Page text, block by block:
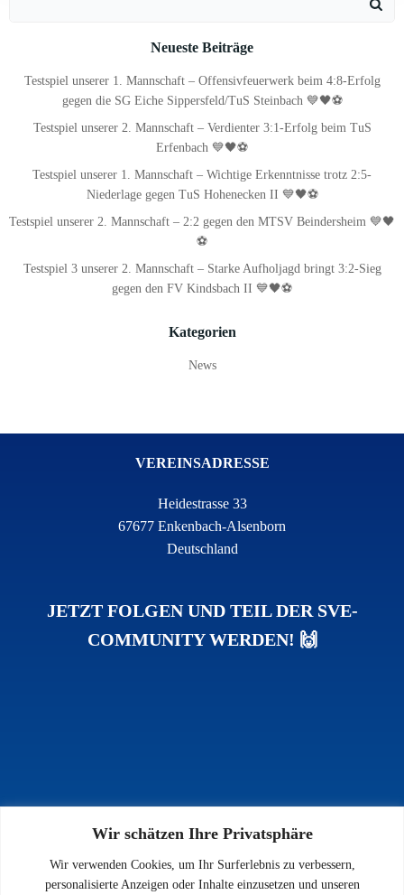
Wir schätzen Ihre Privatsphäre
Wir verwenden Cookies, um Ihr Surferlebnis zu verbessern,
personalisierte Anzeigen oder Inhalte einzusetzen und unseren
Neueste Beiträge
Testspiel unserer 1. Mannschaft – Offensivfeuerwerk beim 4:8-Erfolg
gegen die SG Eiche Sippersfeld/TuS Steinbach 💙🖤⚽
Testspiel unserer 2. Mannschaft – Verdienter 3:1-Erfolg beim TuS
Erfenbach 💙🖤⚽
Testspiel unserer 1. Mannschaft – Wichtige Erkenntnisse trotz 2:5-
Niederlage gegen TuS Hohenecken II 💙🖤⚽
Testspiel unserer 2. Mannschaft – 2:2 gegen den MTSV Beindersheim 💙🖤
⚽
Testspiel 3 unserer 2. Mannschaft – Starke Aufholjagd bringt 3:2-Sieg
gegen den FV Kindsbach II 💙🖤⚽
Kategorien
News
VEREINSADRESSE
Heidestrasse 33
67677 Enkenbach-Alsenborn
Deutschland
JETZT FOLGEN UND TEIL DER SVE-
COMMUNITY WERDEN! 🙌
INFOS
Impressum